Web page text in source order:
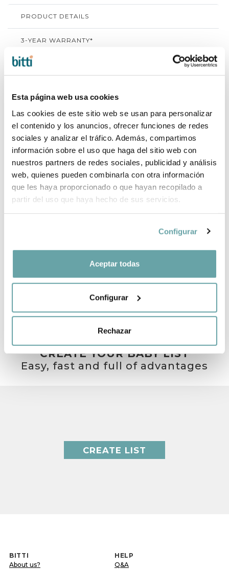
Esta página web usa cookies
Las cookies de este sitio web se usan para personalizar
el contenido y los anuncios, ofrecer funciones de redes
sociales y analizar el tráfico. Además, compartimos
información sobre el uso que haga del sitio web con
nuestros partners de redes sociales, publicidad y análisis
web, quienes pueden combinarla con otra información
que les haya proporcionado o que hayan recopilado a
partir del uso que haya hecho de sus servicios.
Configurar
Aceptar todas
Configurar
Rechazar
PRODUCT DETAILS
3-YEAR WARRANTY*
SHIPPING AND RETURNS
BRAND INFORMATION
COMPLETE YOUR PURCHASE
SHARE
OTHER CUSTOMERS ALSO VIEWED
CREATE YOUR BABY LIST
Easy, fast and full of advantages
CREATE LIST
BITTI
About us?
HELP
Q&A